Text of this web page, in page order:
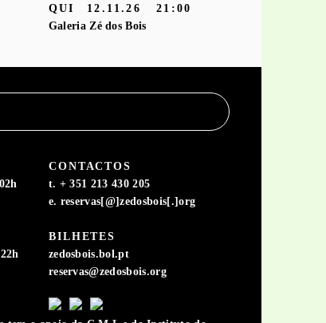
QUI 12.11.26
21:00
Galeria Zé dos Bois
CONTACTOS
t. + 351 213 430 205
e. reservas[@]zedosbois[.]org
BILHETES
zedosbois.bol.pt
reservas@zedosbois.org